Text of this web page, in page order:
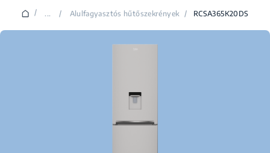
/ ... / Alulfagyasztós hűtőszekrények / RCSA365K20DS